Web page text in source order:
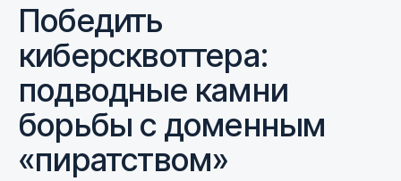
Победить
киберсквоттера:
подводные камни
борьбы с доменным
«пиратством»